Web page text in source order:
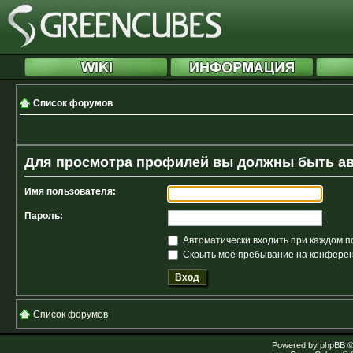
Список форумов
Для просмотра профилей вы должны быть
Имя пользователя:
Пароль:
Автоматически входить при каждом
Скрыть моё пребывание на
Список форумов
Powered by phpBB